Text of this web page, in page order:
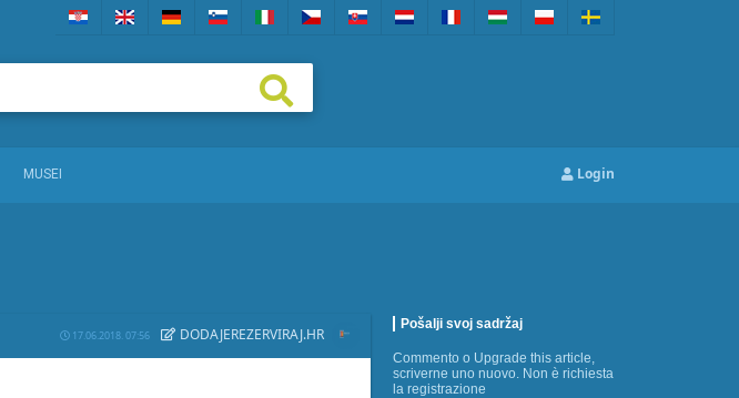
MUSEI Login
Pošalji svoj sadržaj
Commento o Upgrade this article,
scriverne uno nuovo. Non è richiesta
la registrazione
17.06.2018. 07:56 DODAJEREZERVIRAJ.HR